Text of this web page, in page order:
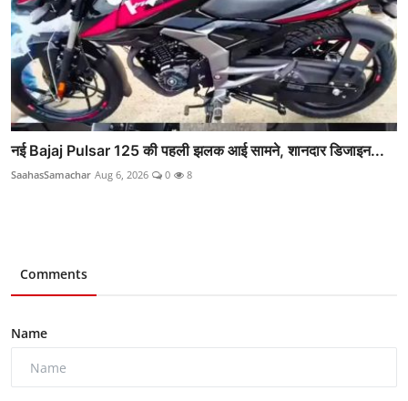
नई Bajaj Pulsar 125 की पहली झलक आई सामने, शानदार डिजाइन...
SaahasSamachar Aug 6, 2026 0 8
Comments
Name